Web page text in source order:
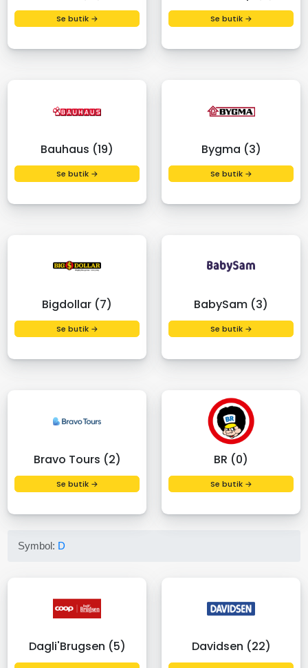
Se butik → Se butik →
Bauhaus (19)
Se butik →
Bygma (3)
Se butik →
Bigdollar (7)
Se butik →
BabySam (3)
Se butik →
Bravo Tours (2)
Se butik →
BR (0)
Se butik →
Symbol: D
Dagli'Brugsen (5) Davidsen (22)